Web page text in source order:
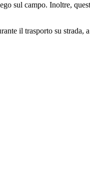
sul campo. Inoltre,
il trasporto su strada,